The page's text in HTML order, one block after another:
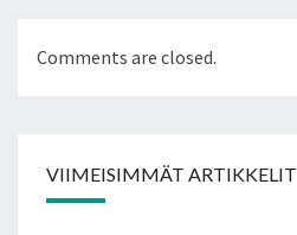
Comments are closed.
VIIMEISIMMÄT ARTIKKELIT